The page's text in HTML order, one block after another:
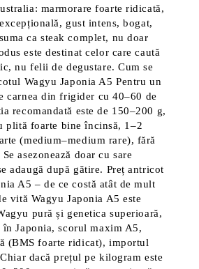
marmorare foarte ridicată,
gust intens, bogat,
ca steak complet, nu doar
este destinat celor care caută
nu felii de degustare. Cum se
Wagyu Japonia A5 Pentru un
carnea din frigider cu 40–60 de
recomandată este de 150–200 g,
plită foarte bine încinsă, 1–2
(medium–medium rare), fără
asezonează doar cu sare
adaugă după gătire. Preț antricot
A5 – de ce costă atât de mult
vită Wagyu Japonia A5 este
pură și genetica superioară,
în Japonia, scorul maxim A5,
(BMS foarte ridicat), importul
dacă prețul pe kilogram este